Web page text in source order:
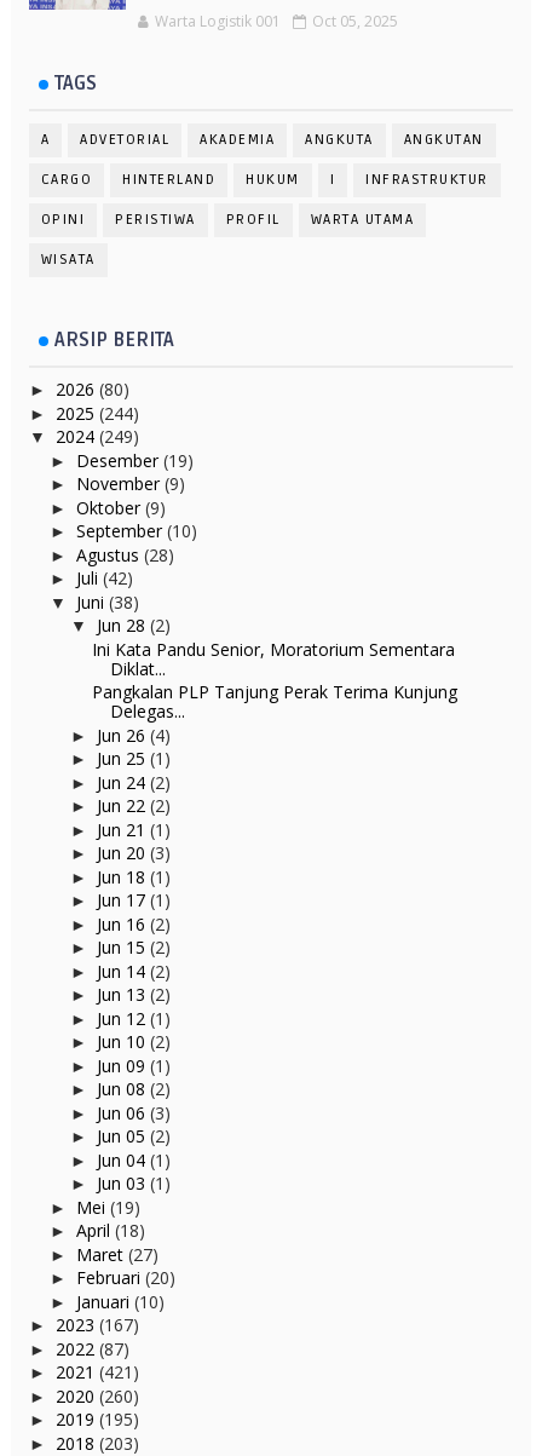
Warta Logistik 001 Oct 05, 2025
TAGS
A ADVETORIAL AKADEMIA ANGKUTA ANGKUTAN
CARGO HINTERLAND HUKUM I INFRASTRUKTUR
OPINI PERISTIWA PROFIL WARTA UTAMA
WISATA
ARSIP BERITA
► 2026 (80)
► 2025 (244)
▼ 2024 (249)
► Desember(19)
► November(9)
► Oktober(9)
► September(10)
► Agustus (28)
► Juli (42)
▼ Juni (38)
▼ Jun 28 (2)
Ini Kata Pandu Senior, Moratorium Sementara
Diklat...
Pangkalan PLP Tanjung Perak Terima Kunjung
Delegas...
► Jun 26 (4)
► Jun 25 (1)
► Jun 24 (2)
► Jun 22 (2)
► Jun 21 (1)
► Jun 20 (3)
► Jun 18 (1)
► Jun 17 (1)
► Jun 16 (2)
► Jun 15 (2)
► Jun 14 (2)
► Jun 13 (2)
► Jun 12 (1)
► Jun 10 (2)
► Jun 09 (1)
► Jun 08 (2)
► Jun 06 (3)
► Jun 05 (2)
► Jun 04 (1)
► Jun 03 (1)
► Mei (19)
► April (18)
► Maret (27)
► Februari (20)
► Januari (10)
► 2023 (167)
► 2022 (87)
► 2021 (421)
► 2020 (260)
► 2019 (195)
► 2018 (203)